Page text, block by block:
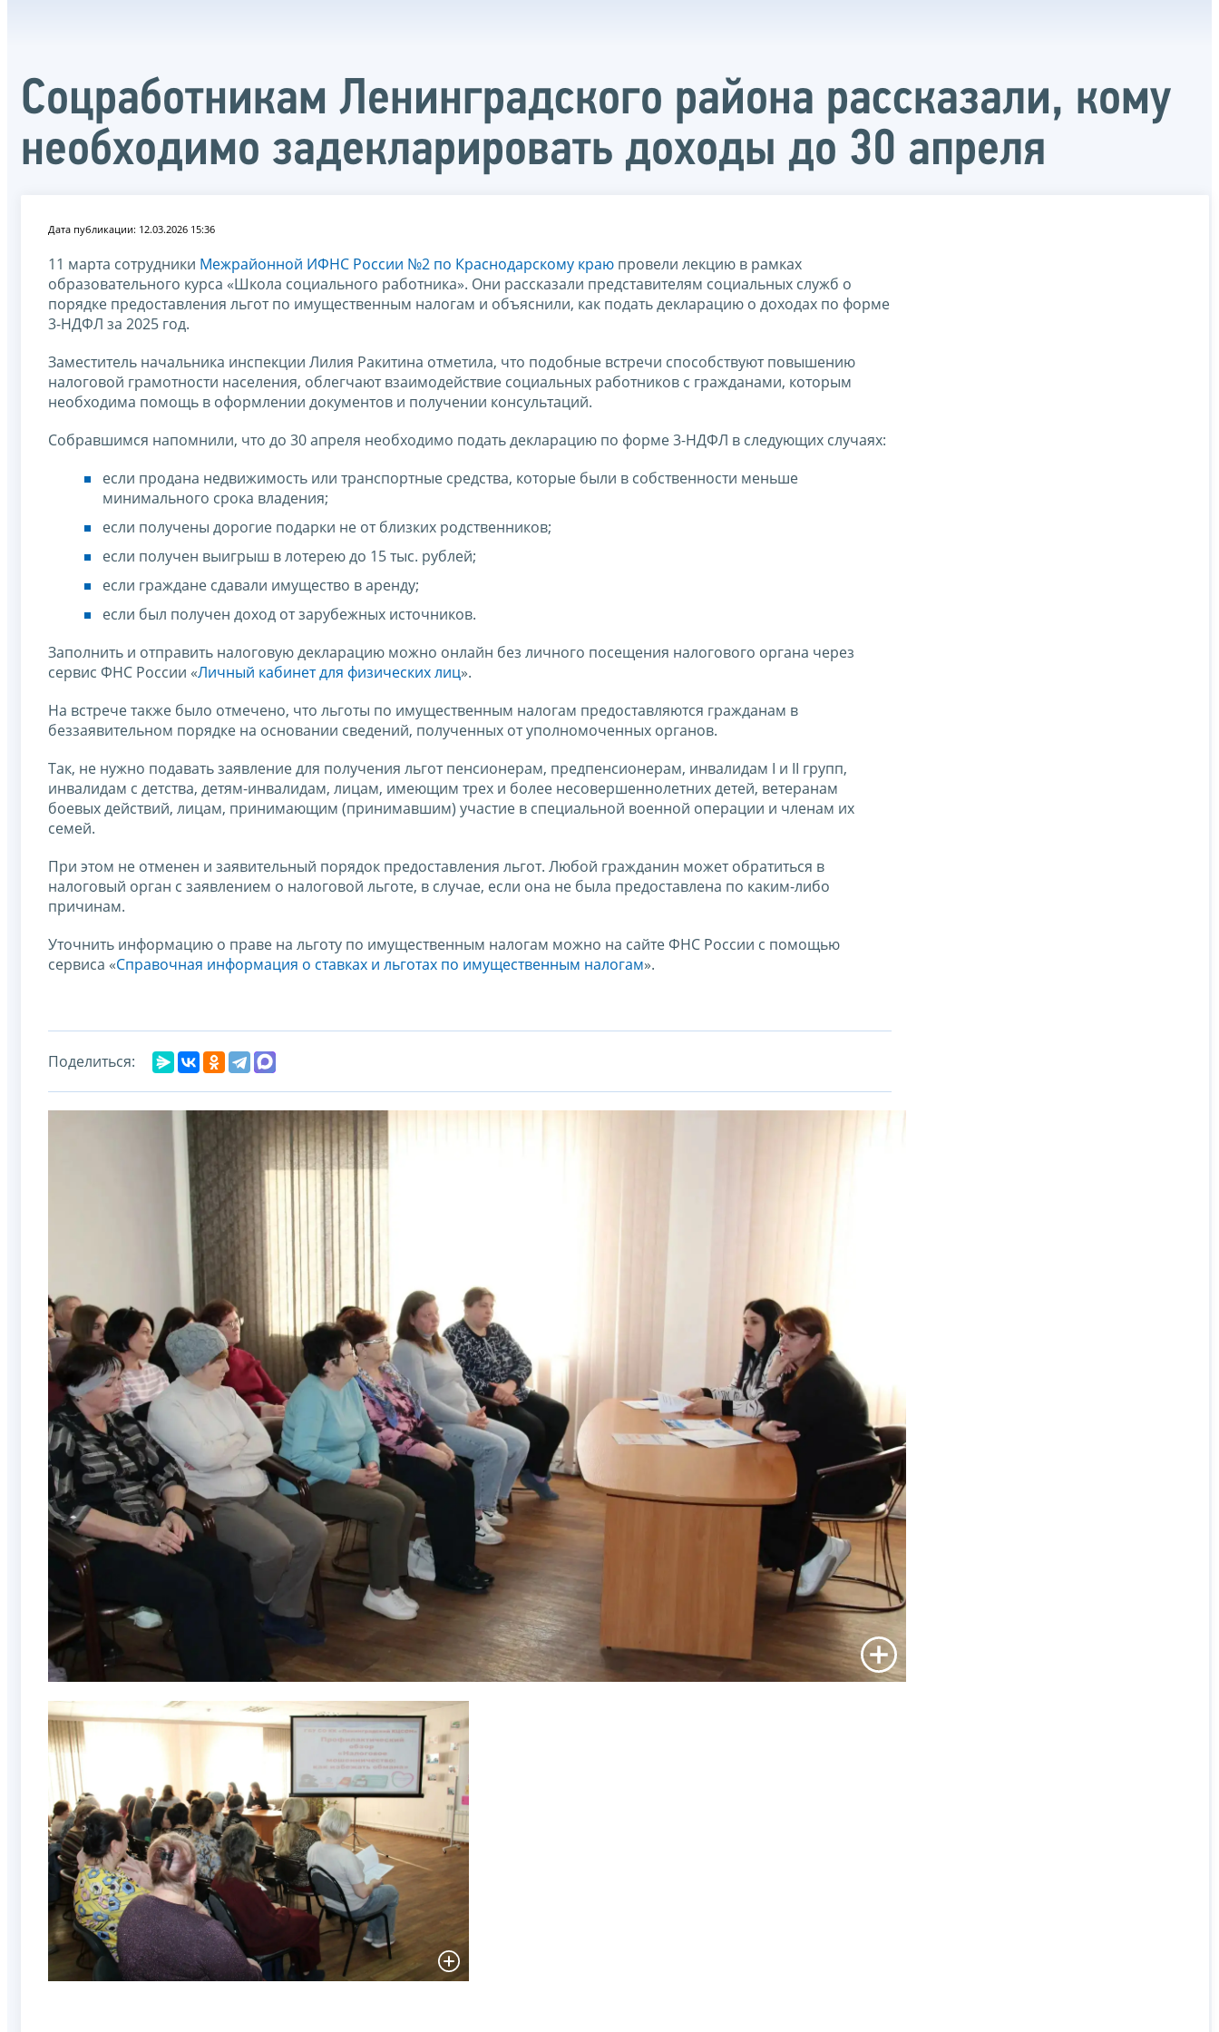
Соцработникам Ленинградского района рассказали, кому
необходимо задекларировать доходы до 30 апреля
Дата публикации: 12.03.2026 15:36
11 марта сотрудники Межрайонной ИФНС России №2 по Краснодарскому краю провели лекцию в рамках
образовательного курса «Школа социального работника». Они рассказали представителям социальных служб о
порядке предоставления льгот по имущественным налогам и объяснили, как подать декларацию о доходах по форме
3-НДФЛ за 2025 год.
Заместитель начальника инспекции Лилия Ракитина отметила, что подобные встречи способствуют повышению
налоговой грамотности населения, облегчают взаимодействие социальных работников с гражданами, которым
необходима помощь в оформлении документов и получении консультаций.
Собравшимся напомнили, что до 30 апреля необходимо подать декларацию по форме 3-НДФЛ в следующих случаях:
если продана недвижимость или транспортные средства, которые были в собственности меньше
минимального срока владения;
если получены дорогие подарки не от близких родственников;
если получен выигрыш в лотерею до 15 тыс. рублей;
если граждане сдавали имущество в аренду;
если был получен доход от зарубежных источников.
Заполнить и отправить налоговую декларацию можно онлайн без личного посещения налогового органа через
сервис ФНС России «Личный кабинет для физических лиц».
На встрече также было отмечено, что льготы по имущественным налогам предоставляются гражданам в
беззаявительном порядке на основании сведений, полученных от уполномоченных органов.
Так, не нужно подавать заявление для получения льгот пенсионерам, предпенсионерам, инвалидам I и II групп,
инвалидам с детства, детям-инвалидам, лицам, имеющим трех и более несовершеннолетних детей, ветеранам
боевых действий, лицам, принимающим (принимавшим) участие в специальной военной операции и членам их
семей.
При этом не отменен и заявительный порядок предоставления льгот. Любой гражданин может обратиться в
налоговый орган с заявлением о налоговой льготе, в случае, если она не была предоставлена по каким-либо
причинам.
Уточнить информацию о праве на льготу по имущественным налогам можно на сайте ФНС России с помощью
сервиса «Справочная информация о ставках и льготах по имущественным налогам».
Поделиться: